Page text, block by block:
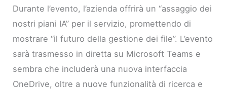
Durante l’evento, l’azienda offrirà un “assaggio dei
nostri piani IA” per il servizio, promettendo di
mostrare “il futuro della gestione dei file”. L’evento
sarà trasmesso in diretta su Microsoft Teams e
sembra che includerà una nuova interfaccia
OneDrive, oltre a nuove funzionalità di ricerca e